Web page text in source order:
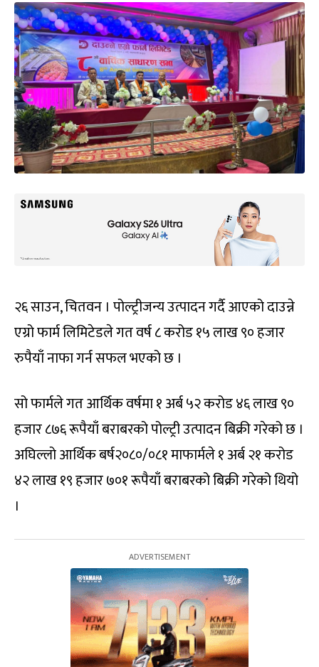
२६ साउन, चितवन । पोल्ट्रीजन्य उत्पादन गर्दै आएको दाउन्ने
एग्रो फार्म लिमिटेडले गत वर्ष ८ करोड १५ लाख ९० हजार
रुपैयाँ नाफा गर्न सफल भएको छ ।
सो फार्मले गत आर्थिक वर्षमा १ अर्ब ५२ करोड ४६ लाख ९०
हजार ८७६ रूपैयाँ बराबरको पोल्ट्री उत्पादन बिक्री गरेको छ ।
अघिल्लो आर्थिक बर्ष२०८०/०८१ माफार्मले १ अर्ब २१ करोड
४२ लाख १९ हजार ७०१ रूपैयाँ बराबरको बिक्री गरेको थियो
।